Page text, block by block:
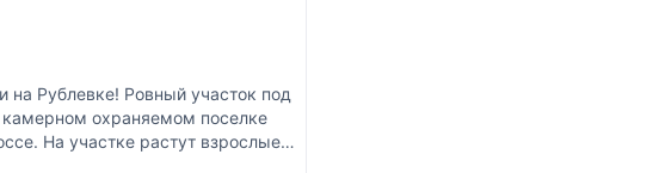
на Рублевке! Ровный участок под
камерном охраняемом поселке
На участке растут взрослые